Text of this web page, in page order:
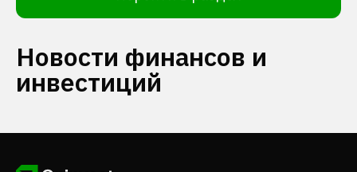
Новости финансов и
инвестиций